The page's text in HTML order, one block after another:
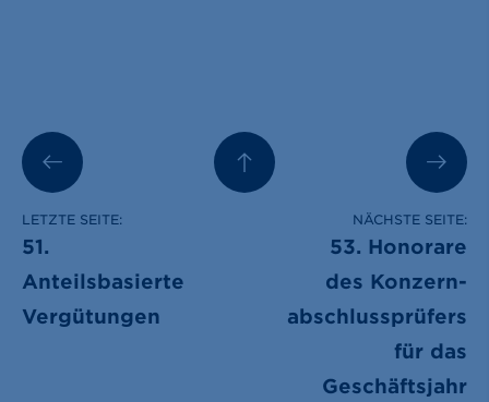
LETZTE SEITE:
51.
Anteilsbasierte
Vergütungen
NÄCHSTE SEITE:
53. Honorare
des Konzern­
abschluss­prüfers
für das
Geschäftsjahr